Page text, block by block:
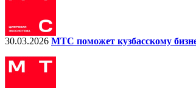
30.03.2026 МТС поможет кузбасскому